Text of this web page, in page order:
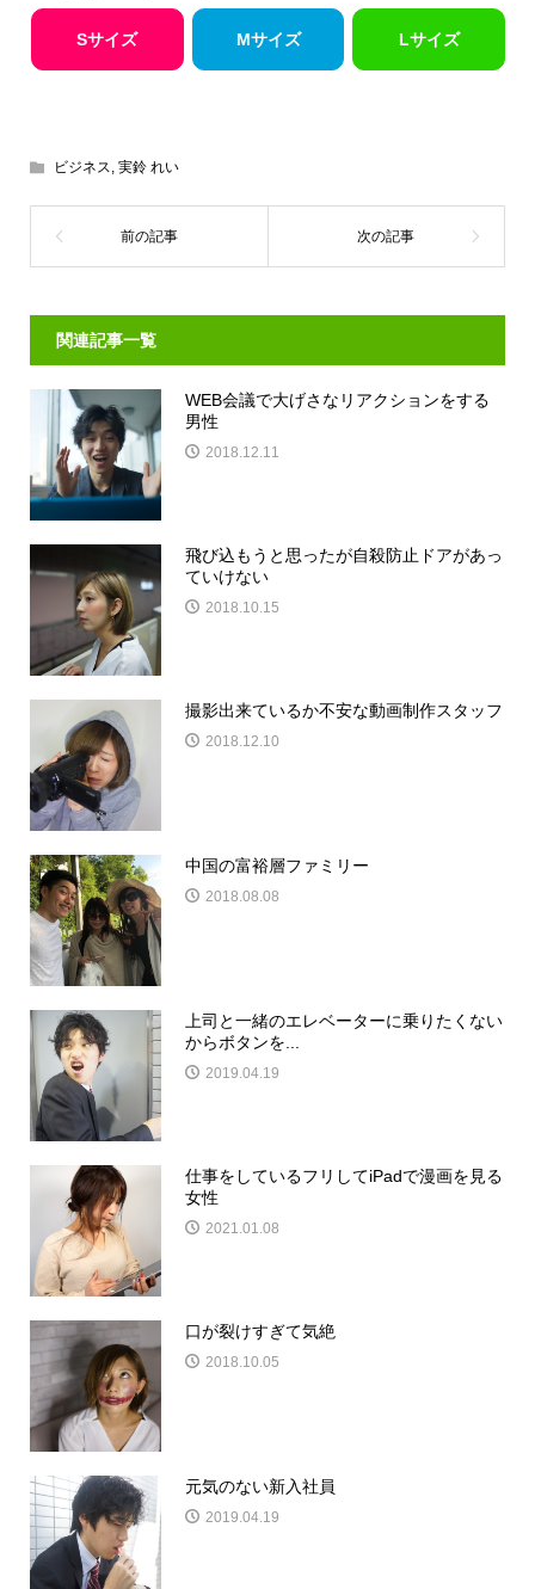
Sサイズ Mサイズ Lサイズ
ビジネス, 実鈴 れい
関連記事一覧
WEB会議で大げさなリアクションをする
男性
2018.12.11
飛び込もうと思ったが自殺防止ドアがあっ
ていけない
2018.10.15
撮影出来ているか不安な動画制作スタッフ
2018.12.10
中国の富裕層ファミリー
2018.08.08
上司と一緒のエレベーターに乗りたくない
からボタンを...
2019.04.19
仕事をしているフリしてiPadで漫画を見る
女性
2021.01.08
口が裂けすぎて気絶
2018.10.05
元気のない新入社員
2019.04.19